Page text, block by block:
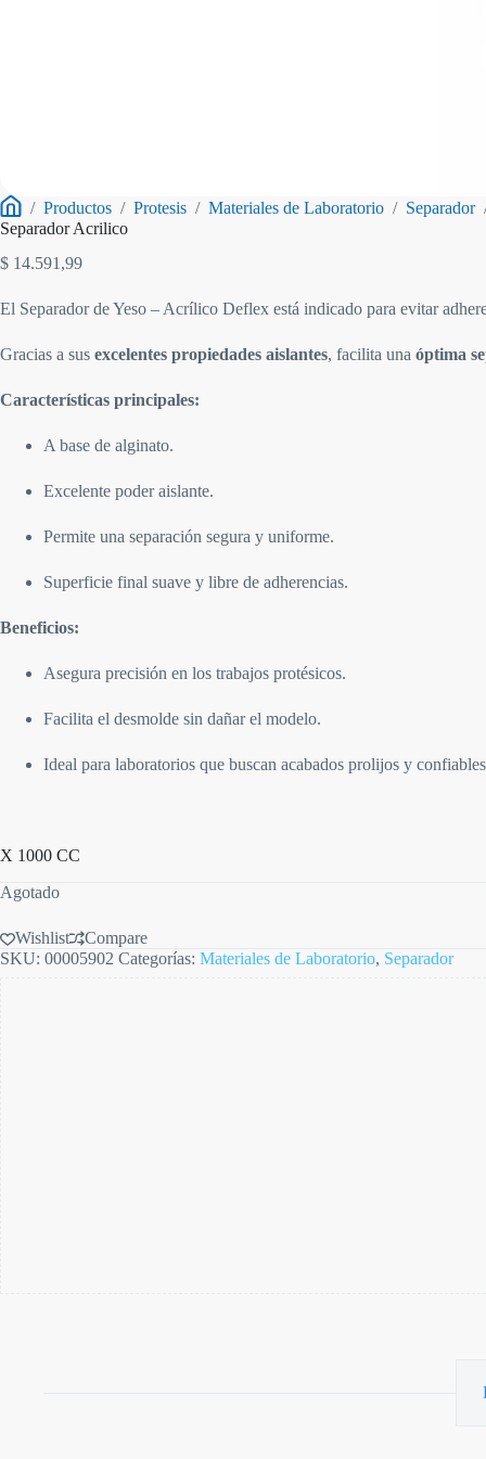
Inicio
/ Productos / Protesis / Materiales de Laboratorio / Separador
Separador Acrilico
$ 14.591,99
El Separador de Yeso – Acrílico Deflex está indicado para evitar
Gracias a sus excelentes propiedades aislantes, facilita una óptima
Características principales:
A base de alginato.
Excelente poder aislante.
Permite una separación segura y uniforme.
Superficie final suave y libre de adherencias.
Beneficios:
Asegura precisión en los trabajos protésicos.
Facilita el desmolde sin dañar el modelo.
Ideal para laboratorios que buscan acabados prolijos y
X 1000 CC
Agotado
Wishlist
Compare
SKU: 00005902 Categorías: Materiales de Laboratorio, Separador